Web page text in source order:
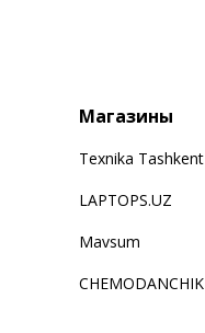
Магазины
Texnika Tashkent
LAPTOPS.UZ
Mavsum
CHEMODANCHIK